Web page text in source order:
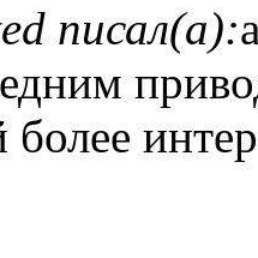
писал(а):
более